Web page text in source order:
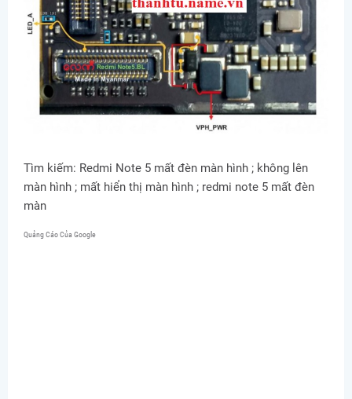
Tìm kiếm: Redmi Note 5 mất đèn màn hình ; không lên
màn hình ; mất hiển thị màn hình ; redmi note 5 mất đèn
màn
Quảng Cáo Của Google